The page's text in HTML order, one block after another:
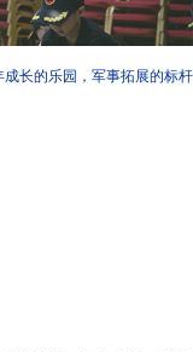
长的乐园，军事拓展的标杆